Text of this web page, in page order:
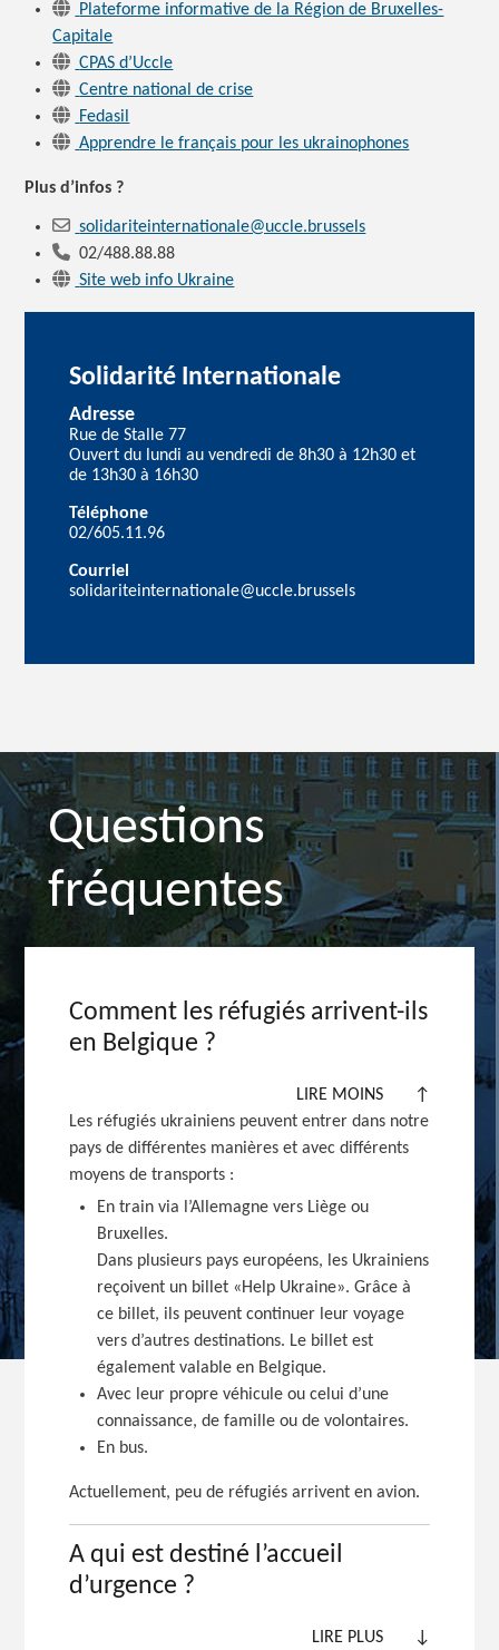
Plateforme informative de la Région de Bruxelles-
Capitale
CPAS d’Uccle
Centre national de crise
Fedasil
Apprendre le français pour les ukrainophones
Plus d’infos ?
solidariteinternationale@uccle.brussels
02/488.88.88
Site web info Ukraine
Solidarité Internationale
Adresse
Rue de Stalle 77
Ouvert du lundi au vendredi de 8h30 à 12h30 et
de 13h30 à 16h30
Téléphone
02/605.11.96
Courriel
solidariteinternationale@uccle.brussels
Questions
fréquentes
Comment les réfugiés arrivent-ils
en Belgique ?
LIRE MOINS
↑
Les réfugiés ukrainiens peuvent entrer dans notre
pays de différentes manières et avec différents
moyens de transports :
En train via l’Allemagne vers Liège ou
Bruxelles.
Dans plusieurs pays européens, les Ukrainiens
reçoivent un billet «Help Ukraine». Grâce à
ce billet, ils peuvent continuer leur voyage
vers d’autres destinations. Le billet est
également valable en Belgique.
Avec leur propre véhicule ou celui d’une
connaissance, de famille ou de volontaires.
En bus.
Actuellement, peu de réfugiés arrivent en avion.
A qui est destiné l’accueil
d’urgence ?
LIRE PLUS ↓